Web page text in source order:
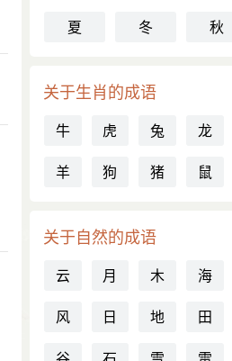
夏 冬 秋
关于生肖的成语
牛 虎 兔 龙
羊
狗 猪 鼠
关于自然的成语
云 月 木 海
风
日 地 田